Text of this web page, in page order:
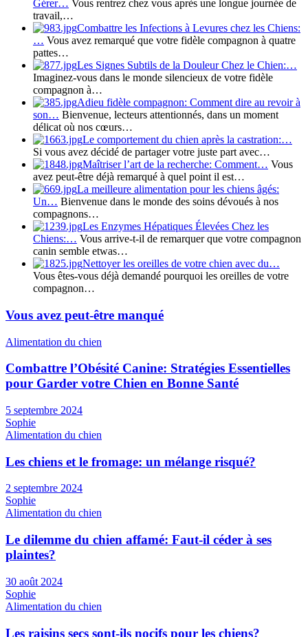
Gérer… Vous rentrez chez vous après une longue journée de
travail,…
Combattre les Infections à Levures chez les Chiens:
… Vous avez remarqué que votre fidèle compagnon à quatre
pattes…
Les Signes Subtils de la Douleur Chez le Chien:…
Imaginez-vous dans le monde silencieux de votre fidèle
compagnon à…
Adieu fidèle compagnon: Comment dire au revoir à
son… Bienvenue, lecteurs attentionnés, dans un moment
délicat où nos cœurs…
Le comportement du chien après la castration:…
Si vous avez décidé de partager votre juste part avec…
Maîtriser l’art de la recherche: Comment… Vous
avez peut-être déjà remarqué à quel point il est…
La meilleure alimentation pour les chiens âgés:
Un… Bienvenue dans le monde des soins dévoués à nos
compagnons…
Les Enzymes Hépatiques Élevées Chez les
Chiens:… Vous arrive-t-il de remarquer que votre compagnon
canin semble etwas…
Nettoyer les oreilles de votre chien avec du…
Vous êtes-vous déjà demandé pourquoi les oreilles de votre
compagnon…
Vous avez peut-être manqué
Alimentation du chien
Combattre l’Obésité Canine: Stratégies Essentielles
pour Garder votre Chien en Bonne Santé
5 septembre 2024
Sophie
Alimentation du chien
Les chiens et le fromage: un mélange risqué?
2 septembre 2024
Sophie
Alimentation du chien
Le dilemme du chien affamé: Faut-il céder à ses
plaintes?
30 août 2024
Sophie
Alimentation du chien
Les raisins secs sont-ils nocifs pour les chiens?